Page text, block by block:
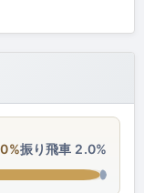
振り飛車 2.0%